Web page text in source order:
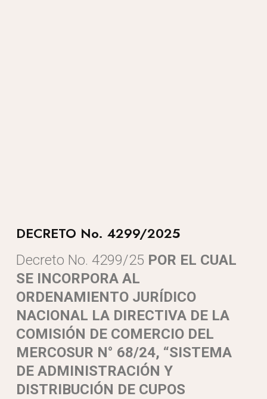
DECRETO No. 4299/2025
Decreto No. 4299/25 POR EL CUAL
SE INCORPORA AL
ORDENAMIENTO JURÍDICO
NACIONAL LA DIRECTIVA DE LA
COMISIÓN DE COMERCIO DEL
MERCOSUR N° 68/24, “SISTEMA
DE ADMINISTRACIÓN Y
DISTRIBUCIÓN DE CUPOS